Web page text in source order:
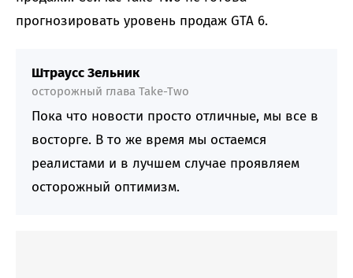
прогнозировать уровень продаж GTA 6.
Штраусс Зельник
осторожный глава Take-Two
Пока что новости просто отличные, мы все в
восторге. В то же время мы остаемся
реалистами и в лучшем случае проявляем
осторожный оптимизм.